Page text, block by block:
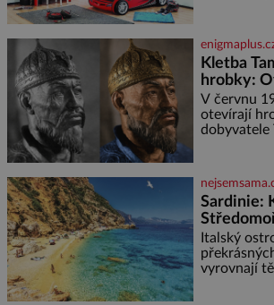
reaguje na
a
nejmenší
bezpečí,
miminka
Kletba
hrobky:
dva dny
SSSR.
varování?
V červnu
otevírají
dobyvatele
zahajuje
napadá
dat je
Sardinie:
okouzlí
Italský
vyrovnají